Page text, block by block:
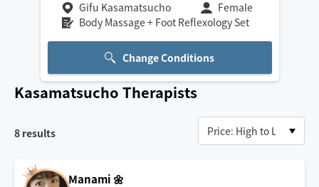
Gifu Kasamatsucho
Female
Body Massage + Foot Reflexology Set
Change Conditions
Kasamatsucho Therapists
8 results
Manami 🌼